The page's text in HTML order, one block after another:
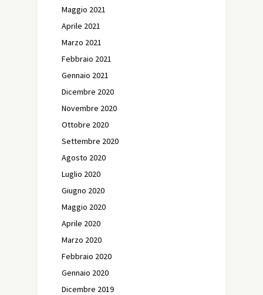
Maggio 2021
Aprile 2021
Marzo 2021
Febbraio 2021
Gennaio 2021
Dicembre 2020
Novembre 2020
Ottobre 2020
Settembre 2020
Agosto 2020
Luglio 2020
Giugno 2020
Maggio 2020
Aprile 2020
Marzo 2020
Febbraio 2020
Gennaio 2020
Dicembre 2019